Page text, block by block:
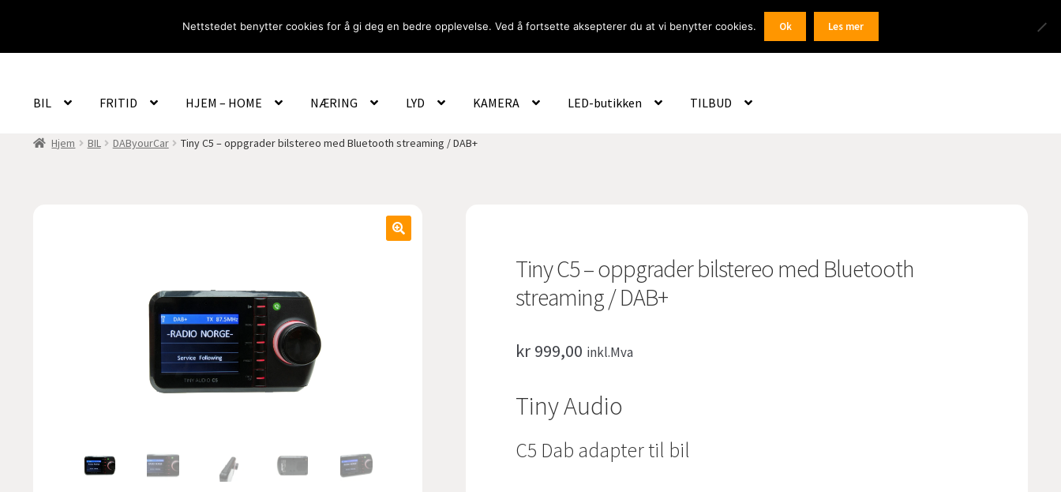
Om Oss Logg inn / Registrer
Products
search
BIL FRITID HJEM – HOME NÆRING LYD KAMERA LED-butikken TILBUD
Hjem BIL DAByourCar Tiny C5 – oppgrader bilstereo med Bluetooth streaming / DAB+
Tiny C5 – oppgrader bilstereo med Bluetooth
streaming / DAB+
kr999,00 inkl.Mva
Tiny Audio
C5 Dab adapter til bil
Nettstedet benytter cookies for å gi deg en bedre opplevelse. Ved å fortsette aksepterer du at vi benytter cookies. Ok Les mer